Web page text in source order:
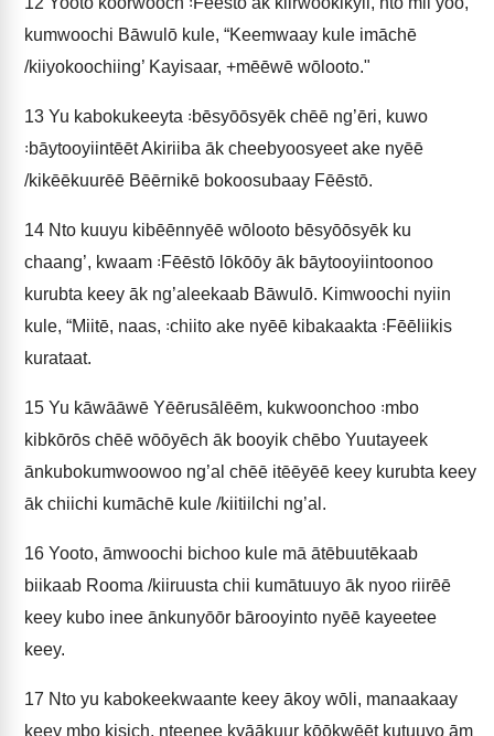
kumwoochi Bāwulō kule, “Keemwaay kule imāchē
/kiiyokoochiing’ Kayisaar, +mēēwē wōlooto."
13 Yu kabokukeeyta ꞉bēsyōōsyēk chēē ng’ēri, kuwo
꞉bāytooyiintēēt Akiriiba āk cheebyoosyeet ake nyēē
/kikēēkuurēē Bēērnikē bokoosubaay Fēēstō.
14 Nto kuuyu kibēēnnyēē wōlooto bēsyōōsyēk ku
chaang’, kwaam ꞉Fēēstō lōkōōy āk bāytooyiintoonoo
kurubta keey āk ng’aleekaab Bāwulō. Kimwoochi nyiin
kule, “Miitē, naas, ꞉chiito ake nyēē kibakaakta ꞉Fēēliikis
kurataat.
15 Yu kāwāāwē Yēērusālēēm, kukwoonchoo ꞉mbo
kibkōrōs chēē wōōyēch āk booyik chēbo Yuutayeek
ānkubokumwoowoo ng’al chēē itēēyēē keey kurubta keey
āk chiichi kumāchē kule /kiitiilchi ng’al.
16 Yooto, āmwoochi bichoo kule mā ātēbuutēkaab
biikaab Rooma /kiiruusta chii kumātuuyo āk nyoo riirēē
keey kubo inee ānkunyōōr bārooyinto nyēē kayeetee
keey.
17 Nto yu kabokeekwaante keey ākoy wōli, manaakaay
keey mbo kisich, nteenee kyāākuur kōōkwēēt kutuuyo ām